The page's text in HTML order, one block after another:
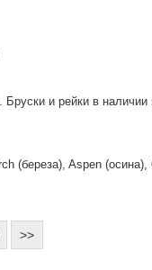
и рейки в
(береза), Aspen
>>